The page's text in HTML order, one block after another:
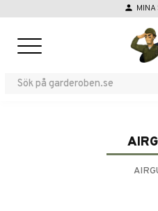
person MINA